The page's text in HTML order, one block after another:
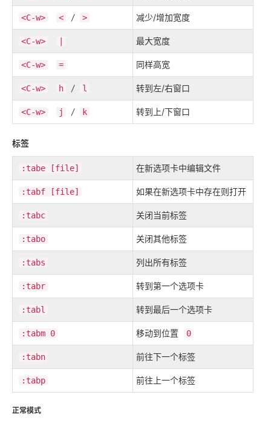
<C-w> < / > 减少/增加宽度
<C-w> 最大宽度
<C-w> = 同样高宽
<C-w> h / l 转到左/右窗口
<C-w> j / k 转到上/下窗口
标签
:tabe [file] 在新选项卡中编辑文件
:tabf [file] 如果在新选项卡中存在则打开
:tabc 关闭当前标签
:tabo 关闭其他标签
:tabs 列出所有标签
:tabr 转到第一个选项卡
:tabl 转到最后一个选项卡
:tabm 0 移动到位置 0
:tabn 前往下一个标签
:tabp 前往上一个标签
正常模式